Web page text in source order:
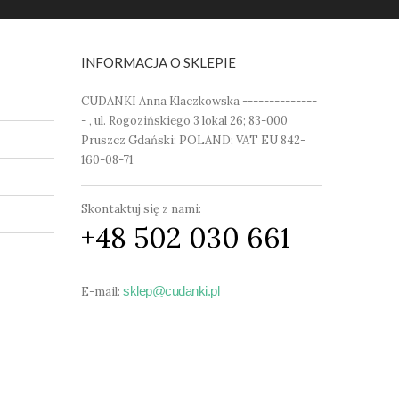
INFORMACJA O SKLEPIE
CUDANKI Anna Klaczkowska --------------
- , ul. Rogozińskiego 3 lokal 26; 83-000
Pruszcz Gdański; POLAND; VAT EU 842-
160-08-71
Skontaktuj się z nami:
+48 502 030 661
E-mail: sklep@cudanki.pl